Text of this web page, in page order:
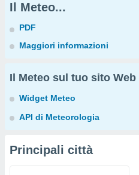
Il Meteo...
PDF
Maggiori informazioni
Il Meteo sul tuo sito Web
Widget Meteo
API di Meteorologia
Principali città